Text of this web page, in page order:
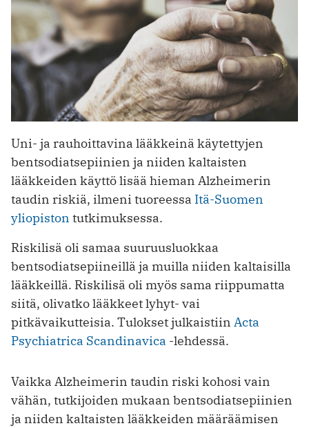
Uni- ja rauhoittavina lääkkeinä käytettyjen
bentsodiatsepiinien ja niiden kaltaisten
lääkkeiden käyttö lisää hieman Alzheimerin
taudin riskiä, ilmeni tuoreessa Itä-Suomen
yliopiston tutkimuksessa.
Riskilisä oli samaa suuruusluokkaa
bentsodiatsepiineillä ja muilla niiden kaltaisilla
lääkkeillä. Riskilisä oli myös sama riippumatta
siitä, olivatko lääkkeet lyhyt- vai
pitkävaikutteisia. Tulokset julkaistiin Acta
Psychiatrica Scandinavica -lehdessä.
Vaikka Alzheimerin taudin riski kohosi vain
vähän, tutkijoiden mukaan bentsodiatsepiinien
ja niiden kaltaisten lääkkeiden määräämisen